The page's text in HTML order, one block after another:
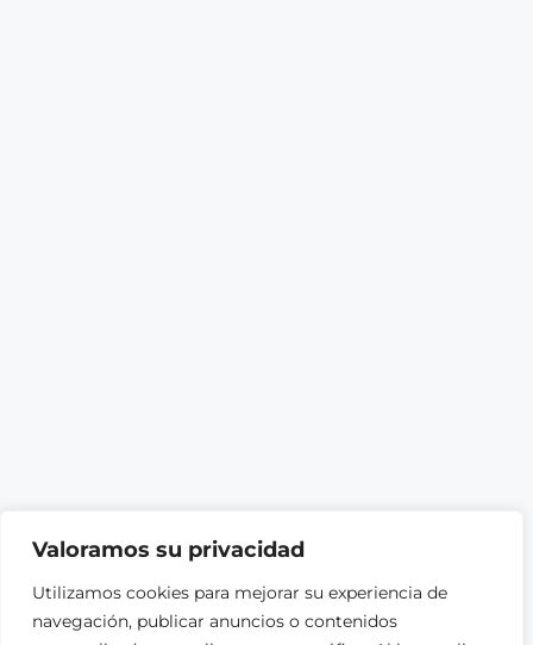
Valoramos su privacidad
Utilizamos cookies para mejorar su experiencia de
navegación, publicar anuncios o contenidos